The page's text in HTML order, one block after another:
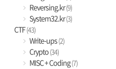
Reversing.kr(9)
System32.kr(3)
CTF(43)
Write-ups(2)
Crypto(34)
MISC + Coding(7)